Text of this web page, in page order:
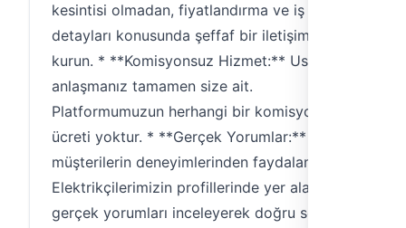
kesintisi olmadan, fiyatlandırma ve iş
detayları konusunda şeffaf bir iletişim
kurun. * **Komisyonsuz Hizmet:** Usta ile
anlaşmanız tamamen size ait.
Platformumuzun herhangi bir komisyon
ücreti yoktur. * **Gerçek Yorumlar:** Diğer
müşterilerin deneyimlerinden faydalanın.
Elektrikçilerimizin profillerinde yer alan
gerçek yorumları inceleyerek doğru seçimi